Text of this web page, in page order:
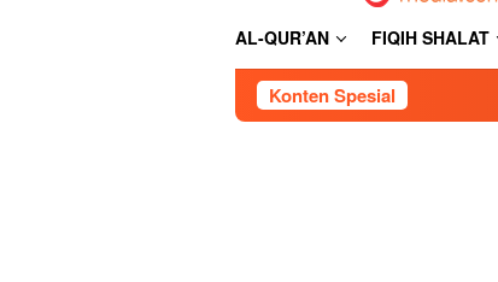
AL-QUR’AN FIQIH SHALAT
Konten Spesial